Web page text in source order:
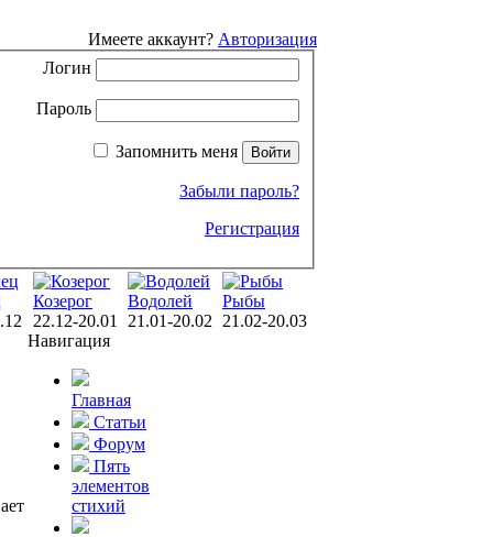
Имеете аккаунт? Авторизация
Логин
Пароль
Запомнить меня
Забыли пароль?
Регистрация
Козерог
22.12-20.01
Водолей
21.01-20.02
Рыбы
21.02-20.03
Навигация
Главная
Статьи
Форум
Пять
элементов
стихий